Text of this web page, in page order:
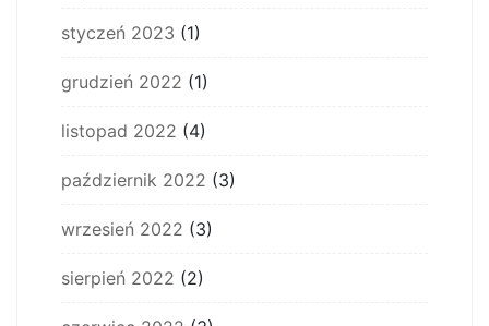
styczeń 2023 (1)
grudzień 2022 (1)
listopad 2022 (4)
październik 2022 (3)
wrzesień 2022 (3)
sierpień 2022 (2)